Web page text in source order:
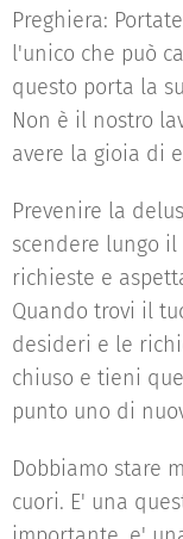
Preghiera:
l'unico che può
questo porta la
Non è il nostro
avere la gioia di
Prevenire la
scendere lungo
richieste e
Quando trovi il
desideri e le
chiuso e tieni
punto uno di
Dobbiamo stare
cuori. E' una